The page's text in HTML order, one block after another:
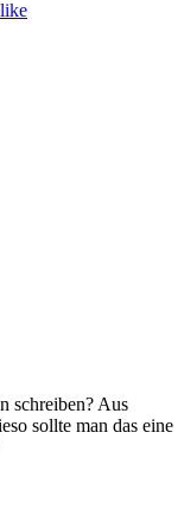
schreiben? Aus
sollte man das eine